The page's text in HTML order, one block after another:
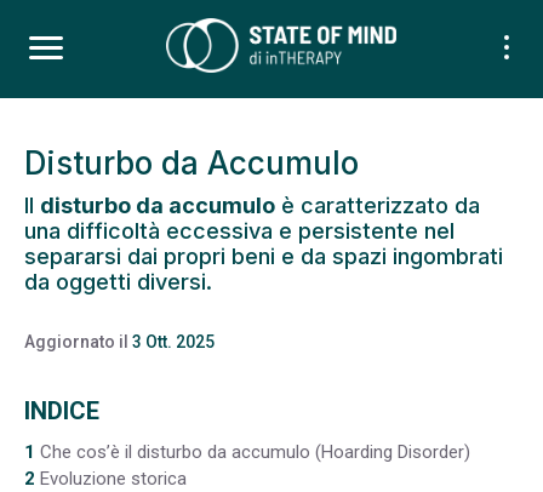
Disturbo da Accumulo
Il disturbo da accumulo è caratterizzato da
una difficoltà eccessiva e persistente nel
separarsi dai propri beni e da spazi ingombrati
da oggetti diversi.
Aggiornato il 3 Ott. 2025
INDICE
1 Che cos’è il disturbo da accumulo (Hoarding Disorder)
2 Evoluzione storica